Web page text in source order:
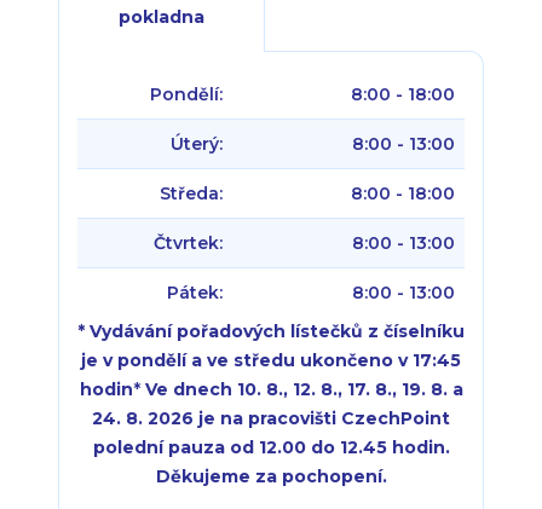
pokladna
Pondělí: 8:00 - 18:00
Úterý: 8:00 - 13:00
Středa: 8:00 - 18:00
Čtvrtek: 8:00 - 13:00
Pátek:
8:00 - 13:00
* Vydávání pořadových lístečků z číselníku
je v pondělí a ve středu ukončeno v 17:45
hodin* Ve dnech 10. 8., 12. 8., 17. 8., 19. 8. a
24. 8. 2026 je na pracovišti CzechPoint
polední pauza od 12.00 do 12.45 hodin.
Děkujeme za pochopení.